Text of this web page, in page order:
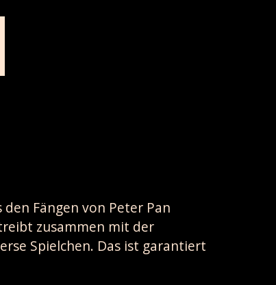
Fängen von Peter Pan
zusammen mit der
Spielchen. Das ist garantiert